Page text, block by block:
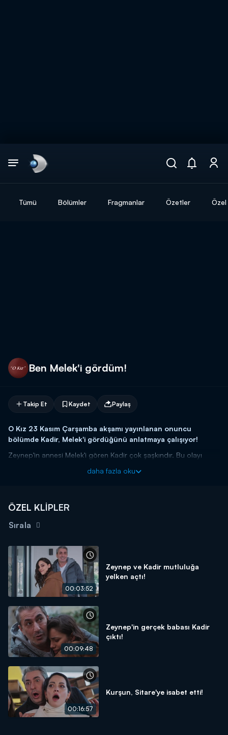
Tümü Bölümler Fragmanlar Özetler
Ben Melek'i gördüm!
Takip Et Kaydet Paylaş
O Kız 23 Kasım Çarşamba akşamı yayınlanan onuncu
bölümde Kadir, Melek'i gördüğünü anlatmaya çalışıyor!
Zeynep'in annesi Melek'i gören Kadir çok şaşkındır. Bu olayı
daha fazla oku
ÖZEL KLİPLER
Sırala
00:03:52
Zeynep ve Kadir mutluluğa
yelken açtı!
00:09:48
Zeynep'in gerçek babası Kadir
çıktı!
00:16:57
Kurşun, Sitare'ye isabet etti!